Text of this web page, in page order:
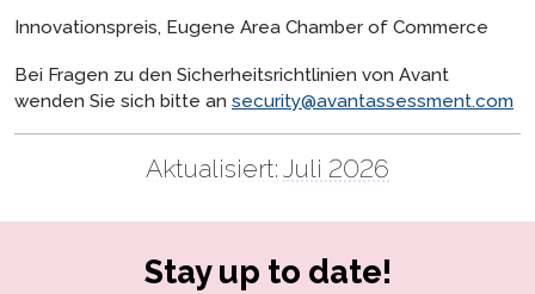
Innovationspreis, Eugene Area Chamber of Commerce
Bei Fragen zu den Sicherheitsrichtlinien von Avant
wenden Sie sich bitte an security@avantassessment.com
Aktualisiert: Juli 2026
Stay up to date!